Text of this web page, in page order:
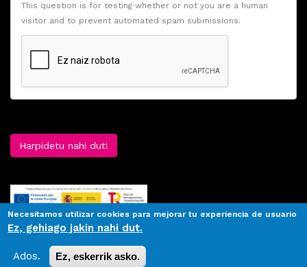
This question is for testing whether or not you are a human
visitor and to prevent automated spam submissions.
Harpidetu nahi dut!
Necesitamos utilizar cookies para mejorar tu experiencia de usuario
Ez, gehiago jakin nahi dut.
Ados. Ez, eskerrik asko.